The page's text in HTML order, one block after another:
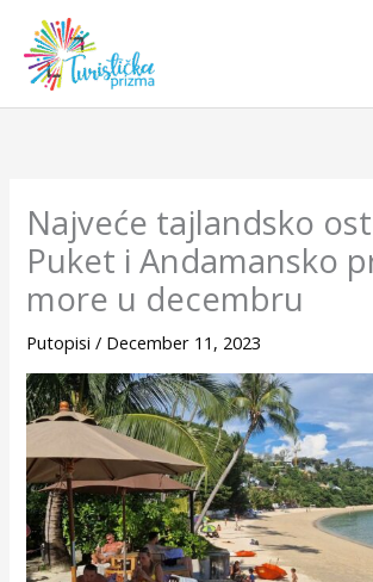
content
Najveće tajlandsko
Puket i Andamansko
more u decembru
Putopisi / December 11, 2023